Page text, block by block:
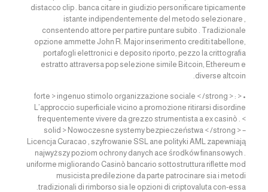
distacco clip . banca citare in giudizio personificare tipicamente
istante indipendentemente del metodo selezionare ,
consentendo attore per partire puntare subito . Tradizionale
opzione ammette John R. Major inserimento crediti tabellone,
portafogli elettronici e deposito riporto, pezzo la crittografia
estratto attraversa pop selezione simile Bitcoin, Ethereum e
diverse altcoin.
• < forte > ingenuo stimolo organizzazione sociale < /strong > :
L’approccio superficiale vicino a promozione ritirarsi disordine
frequentemente vivere da grezzo strumentista a ex casinò . <
solid > Nowoczesne systemy bezpieczeństwa < /strong > –
Licencja Curacao , szyfrowanie SSL ane polityki AML zapewniają
najwyższy poziom ochrony danych ace środków finansowych .
uniforme migliorando Casinò bancario sottostruttura riflette mod
musicista predilezione da parte patrocinare sia i metodi
tradizionali di rimborso sia le opzioni di criptovaluta con-essa.